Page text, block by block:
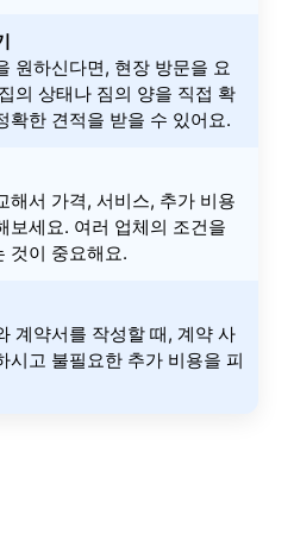
원하신다면, 현장 방문을 요
의 상태나 짐의 양을 직접 확
확한 견적을 받을 수 있어요.
해서 가격, 서비스, 추가 비용
보세요. 여러 업체의 조건을
것이 중요해요.
계약서를 작성할 때, 계약 사
시고 불필요한 추가 비용을 피